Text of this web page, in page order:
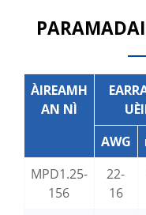
ÀIREAMH
AN NÌ
AWG
MPD1.25-
156
22-
16